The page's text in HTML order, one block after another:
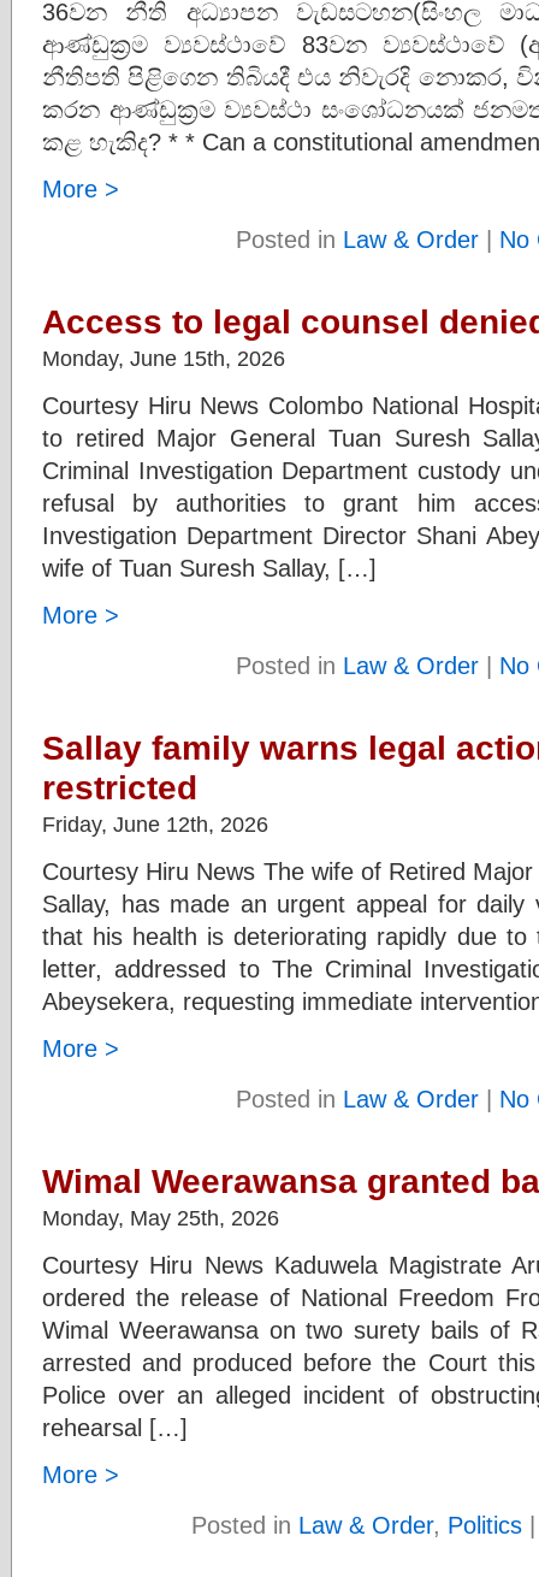
36වන නීති අධ්‍යාපන වැඩසටහන(සිංහල
ආණ්ඩුක්‍රම ව්‍යවස්ථාවේ 83වන
නීතිපති පිළිගෙන තිබියදී එය නිවැරදි නොකර,
කරන ආණ්ඩුක්‍රම ව්‍යවස්ථා සංශෝධනයක්
කළ හැකිද? * * Can a constitutional
More >
Posted in Law & Order| No
Access to legal counsel
Monday, June 15th, 2026
Courtesy Hiru News Colombo National
to retired Major General Tuan Suresh
Criminal Investigation Department custody
refusal by authorities to grant him
Investigation Department Director Shani
wife of Tuan Suresh Sallay, […]
More >
Posted in Law & Order| No
Sallay family warns legal
restricted
Friday, June 12th, 2026
Courtesy Hiru News The wife of Retired
Sallay, has made an urgent appeal for
that his health is deteriorating rapidly due
letter, addressed to The Criminal
Abeysekera, requesting immediate
More >
Posted in Law & Order| No
Wimal Weerawansa granted
Monday, May 25th, 2026
Courtesy Hiru News Kaduwela Magistrate
ordered the release of National Freedom
Wimal Weerawansa on two surety bails of
arrested and produced before the Court
Police over an alleged incident of
rehearsal […]
More >
Posted in Law & Order, Politics